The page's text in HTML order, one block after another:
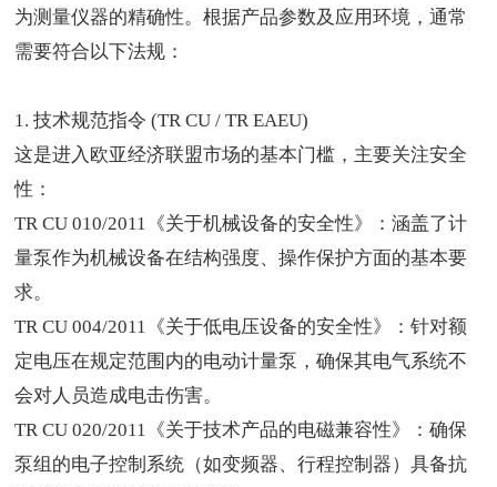
为测量仪器的精确性。根据产品参数及应用环境，通常
需要符合以下法规：
1. 技术规范指令 (TR CU / TR EAEU)
这是进入欧亚经济联盟市场的基本门槛，主要关注安全
性：
TR CU 010/2011《关于机械设备的安全性》：涵盖了计
量泵作为机械设备在结构强度、操作保护方面的基本要
求。
TR CU 004/2011《关于低电压设备的安全性》：针对额
定电压在规定范围内的电动计量泵，确保其电气系统不
会对人员造成电击伤害。
TR CU 020/2011《关于技术产品的电磁兼容性》：确保
泵组的电子控制系统（如变频器、行程控制器）具备抗